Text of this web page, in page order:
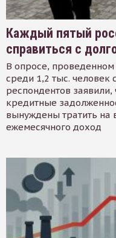
Каждый пятый
справиться с
В опросе,
среди 1,2 тыс. человек
респондентов заявили,
кредитные
вынуждены тратить на
ежемесячного доход